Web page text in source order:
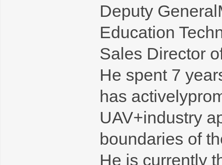
Deputy
Education
Sales Director
He spent 7
has
UAV+industry
boundaries of
He is currently